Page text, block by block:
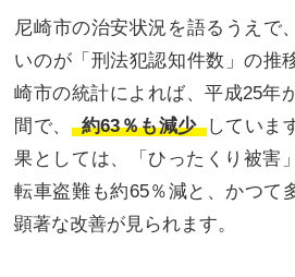
尼崎市の治安状況を語るうえで
いのが「刑法犯認知件数」の推
崎市の統計によれば、平成25年
間で、
約63％も減少 していま
果としては、「ひったくり被害
転車盗難も約65％減と、かつて
顕著な改善が見られます。